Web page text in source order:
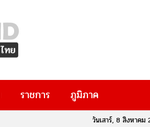
ราชการ ภูมิภาค
วันเสาร์, 8 สิงหาค